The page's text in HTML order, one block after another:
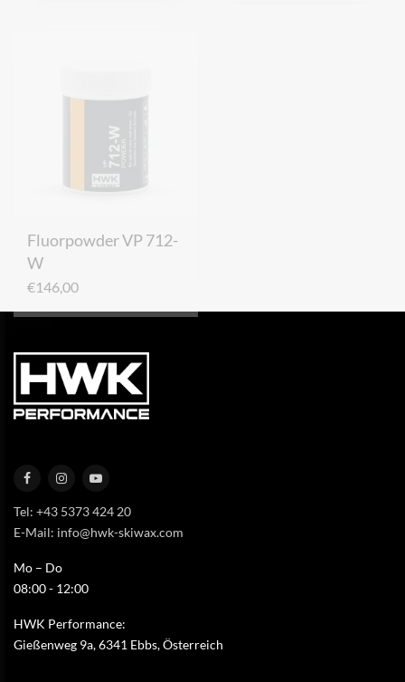
W
€146,00
Tel: +43 5373 424 20
E-Mail: info@hwk-skiwax.com
Mo – Do
08:00 - 12:00
HWK Performance:
Gießenweg 9a, 6341 Ebbs, Österreich